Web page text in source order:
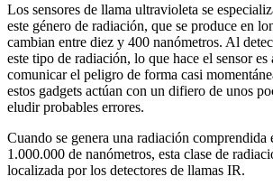
Los sensores de llama ultravioleta se
este género de radiación, que se produce en
cambian entre diez y 400 nanómetros. Al
este tipo de radiación, lo que hace el sensor es
comunicar el peligro de forma casi
estos gadgets actúan con un difiero de unos
eludir probables errores.
Cuando se genera una radiación comprendida
1.000.000 de nanómetros, esta clase de
localizada por los detectores de llamas IR.